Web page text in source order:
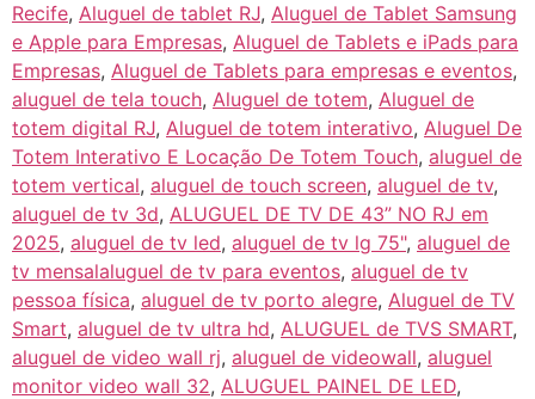
Recife, Aluguel de tablet RJ, Aluguel de Tablet Samsung
e Apple para Empresas, Aluguel de Tablets e iPads para
Empresas, Aluguel de Tablets para empresas e eventos,
aluguel de tela touch, Aluguel de totem, Aluguel de
totem digital RJ, Aluguel de totem interativo, Aluguel De
Totem Interativo E Locação De Totem Touch, aluguel de
totem vertical, aluguel de touch screen, aluguel de tv,
aluguel de tv 3d, ALUGUEL DE TV DE 43” NO RJ em
2025, aluguel de tv led, aluguel de tv lg 75", aluguel de
tv mensalaluguel de tv para eventos, aluguel de tv
pessoa física, aluguel de tv porto alegre, Aluguel de TV
Smart, aluguel de tv ultra hd, ALUGUEL de TVS SMART,
aluguel de video wall rj, aluguel de videowall, aluguel
monitor video wall 32, ALUGUEL PAINEL DE LED,